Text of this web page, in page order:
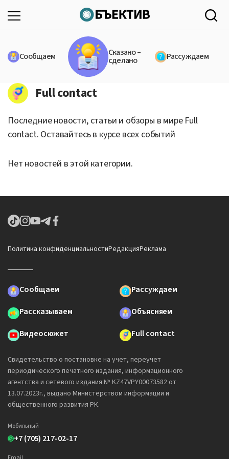
Сообщаем Сказано –
сделано Рассуждаем
Full contact
Последние новости, статьи и обзоры в мире Full
contact. Оставайтесь в курсе всех событий
Нет новостей в этой категории.
Политика конфиденциальностиРедакцияРеклама
Сообщаем
Рассуждаем
Рассказываем
Объясняем
Видеосюжет
Full contact
Свидетельство о постановке на учет, переучет
периодического печатного издания, информационного
агентства и сетевого издания № KZ47VPY00073582 от
13.07.2023г., выдано Министерством информации и
общественного развития РК.
Мобильный
+7 (705) 217-02-17